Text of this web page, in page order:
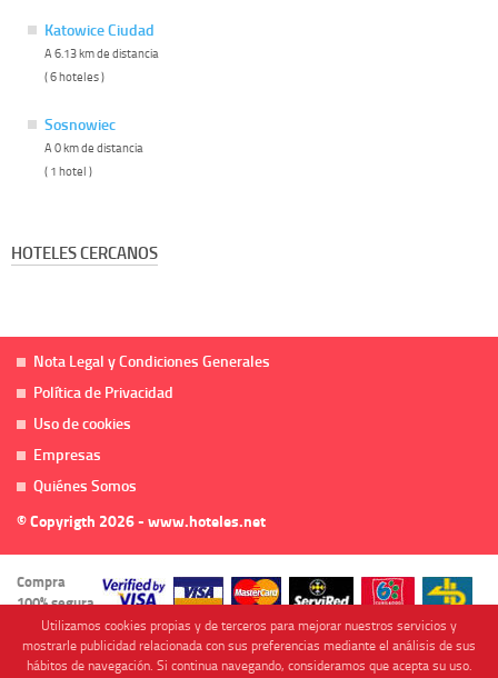
Katowice Ciudad
A 6.13 km de distancia
( 6 hoteles )
Sosnowiec
A 0 km de distancia
( 1 hotel )
HOTELES CERCANOS
Nota Legal y Condiciones Generales
Política de Privacidad
Uso de cookies
Empresas
Quiénes Somos
© Copyrigth 2026 - www.hoteles.net
Compra
100% segura
Utilizamos cookies propias y de terceros para mejorar nuestros servicios y
mostrarle publicidad relacionada con sus preferencias mediante el análisis de sus
hábitos de navegación. Si continua navegando, consideramos que acepta su uso.